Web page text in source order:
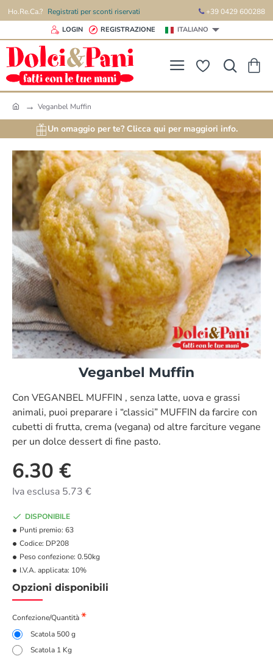
Ho.Re.Ca.? Registrati per sconti riservati +39 0429 600288
LOGIN REGISTRAZIONE ITALIANO
m
Veganbel Muffin
Un omaggio per te? Clicca qui per maggiori info.
Veganbel Muffin
Con VEGANBEL MUFFIN , senza latte, uova e grassi
animali, puoi preparare i “classici” MUFFIN da farcire con
cubetti di frutta, crema (vegana) od altre farciture vegane
per un dolce dessert di fine pasto.
6.30 €
Iva esclusa 5.73 €
DISPONIBILE
Punti premio: 63
Codice: DP208
Peso confezione: 0.50kg
I.V.A. applicata: 10%
Opzioni disponibili
Confezione/Quantità
Scatola 500 g
Scatola 1 Kg